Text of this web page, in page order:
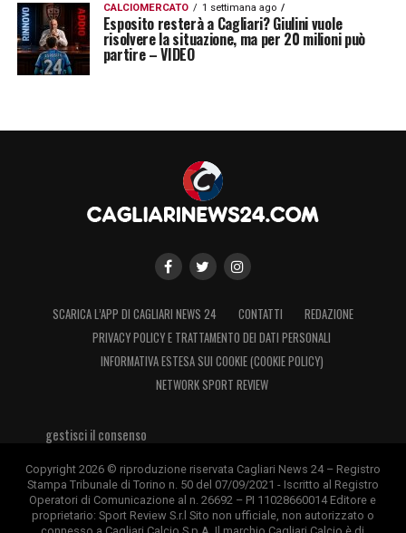
CALCIOMERCATO 1 settimana ago
Esposito resterà a Cagliari? Giulini vuole
risolvere la situazione, ma per 20 milioni può
partire – VIDEO
SCARICA L’APP DI CAGLIARI NEWS 24 CONTATTI
REDAZIONE
PRIVACY POLICY E TRATTAMENTO DEI DATI PERSONALI
INFORMATIVA ESTESA SUI COOKIE (COOKIE POLICY)
NETWORK SPORT REVIEW
gestisci il consenso
Copyright 2026 © riproduzione riservata Cagliari News 24 – Registro
Stampa Tribunale di Torino n. 50 del 07/09/2021 - Iscritto al Registro
Operatori di Comunicazione al n. 26692 – PI 11028660014 Editore e
proprietario: Sport Review S.r.l Sito non ufficiale, non autorizzato o